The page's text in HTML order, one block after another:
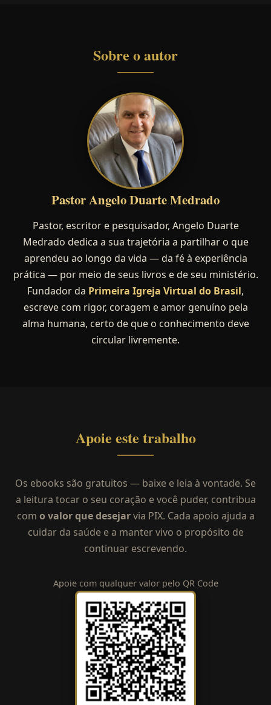
Sobre o autor
Pastor Angelo Duarte Medrado
Pastor, escritor e pesquisador, Angelo Duarte
Medrado dedica a sua trajetória a partilhar o que
aprendeu ao longo da vida — da fé à experiência
prática — por meio de seus livros e de seu ministério.
Fundador da Primeira Igreja Virtual do Brasil,
escreve com rigor, coragem e amor genuíno pela
alma humana, certo de que o conhecimento deve
circular livremente.
Apoie este trabalho
Os ebooks são gratuitos — baixe e leia à vontade. Se
a leitura tocar o seu coração e você puder, contribua
com o valor que desejarvia PIX. Cada apoio ajuda a
cuidar da saúde e a manter vivo o propósito de
continuar escrevendo.
Apoie com qualquer valor pelo QR Code